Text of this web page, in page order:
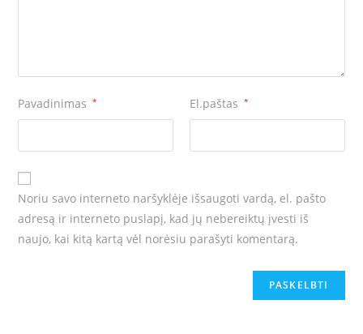
Pavadinimas * El.paštas *
Noriu savo interneto naršyklėje išsaugoti vardą, el. pašto
adresą ir interneto puslapį, kad jų nebereiktų įvesti iš
naujo, kai kitą kartą vėl norėsiu parašyti komentarą.